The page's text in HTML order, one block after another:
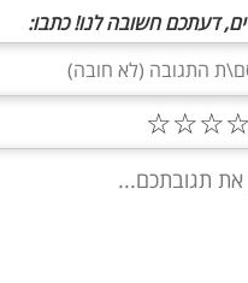
דעתכם חשובה לנו! כתבו:
☆
☆
☆
☆